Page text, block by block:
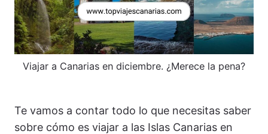
Viajar a Canarias en diciembre. ¿Merece la pena?
Te vamos a contar todo lo que necesitas saber
sobre cómo es viajar a las Islas Canarias en